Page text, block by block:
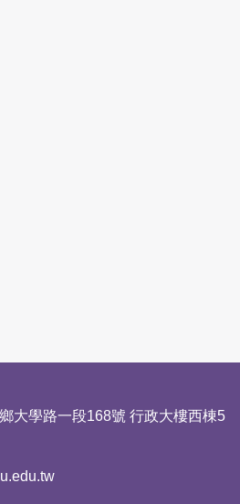
大學路一段168號 行政大樓西棟5